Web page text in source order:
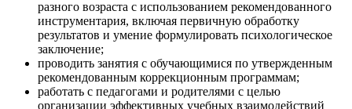
разного возраста с использованием рекомендованного
инструментария, включая первичную обработку
результатов и умение формулировать психологическое
заключение;
проводить занятия с обучающимися по утвержденным
рекомендованным коррекционным программам;
работать с педагогами и родителями с целью
организации эффективных учебных взаимодействий